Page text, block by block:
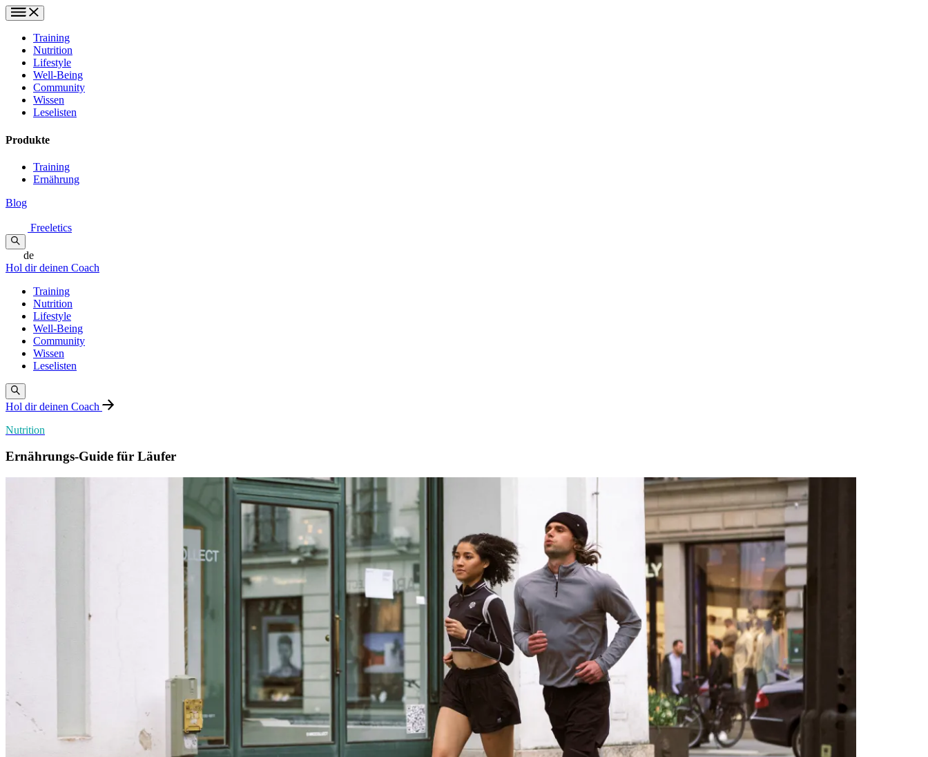
Training
Nutrition
Lifestyle
Well-Being
Community
Wissen
Leselisten
Produkte
Training
Ernährung
Blog
Freeletics
de
Hol dir deinen Coach
Training
Nutrition
Lifestyle
Well-Being
Community
Wissen
Leselisten
Hol dir deinen Coach
Nutrition
Ernährungs-Guide für Läufer